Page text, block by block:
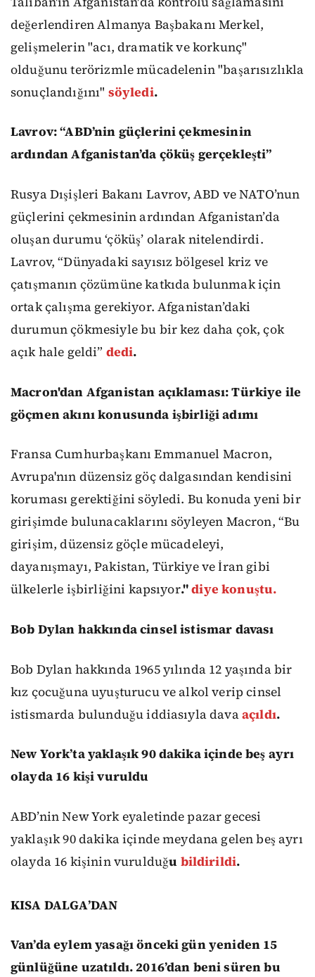
değerlendiren Almanya Başbakanı Merkel,
gelişmelerin "acı, dramatik ve korkunç"
olduğunu terörizmle mücadelenin "başarısızlıkla
sonuçlandığını" söyledi.
Lavrov: “ABD’nin güçlerini çekmesinin
ardından Afganistan’da çöküş gerçekleşti”
Rusya Dışişleri Bakanı Lavrov, ABD ve NATO’nun
güçlerini çekmesinin ardından Afganistan’da
oluşan durumu ‘çöküş’ olarak nitelendirdi.
Lavrov, “Dünyadaki sayısız bölgesel kriz ve
çatışmanın çözümüne katkıda bulunmak için
ortak çalışma gerekiyor. Afganistan’daki
durumun çökmesiyle bu bir kez daha çok, çok
açık hale geldi” dedi.
Macron'dan Afganistan açıklaması: Türkiye ile
göçmen akını konusunda işbirliği adımı
Fransa Cumhurbaşkanı Emmanuel Macron,
Avrupa'nın düzensiz göç dalgasından kendisini
koruması gerektiğini söyledi. Bu konuda yeni bir
girişimde bulunacaklarını söyleyen Macron, “Bu
girişim, düzensiz göçle mücadeleyi,
dayanışmayı, Pakistan, Türkiye ve İran gibi
ülkelerle işbirliğini kapsıyor."diye konuştu.
Bob Dylan hakkında cinsel istismar davası
Bob Dylan hakkında 1965 yılında 12 yaşında bir
kız çocuğuna uyuşturucu ve alkol verip cinsel
istismarda bulunduğu iddiasıyla davaaçıldı.
New York’ta yaklaşık 90 dakika içinde beş ayrı
olayda 16 kişi vuruldu
ABD’nin New York eyaletinde pazar gecesi
yaklaşık 90 dakika içinde meydana gelen beş ayrı
olayda 16 kişinin vurulduğu bildirildi.
KISA DALGA’DAN
Van’da eylem yasağı önceki gün yeniden 15
günlüğüne uzatıldı. 2016’dan beni süren bu